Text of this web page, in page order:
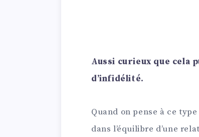
Aussi curieux que cela
d’infidélité.
Quand on pense à ce
dans l’équilibre d’une